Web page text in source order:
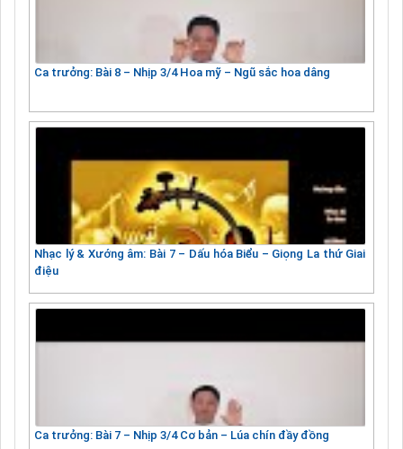
Ca trưởng: Bài 8 – Nhịp 3/4 Hoa mỹ – Ngũ sắc hoa dâng
Nhạc lý & Xướng âm: Bài 7 – Dấu hóa Biểu – Giọng La thứ Giai
điệu
Ca trưởng: Bài 7 – Nhịp 3/4 Cơ bản – Lúa chín đầy đồng